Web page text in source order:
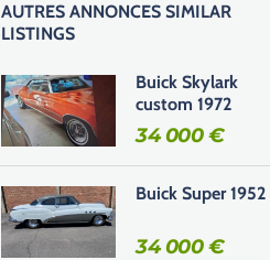
AUTRES ANNONCES SIMILAR
LISTINGS
Buick Skylark
custom 1972
34 000€
Buick Super 1952
34 000€